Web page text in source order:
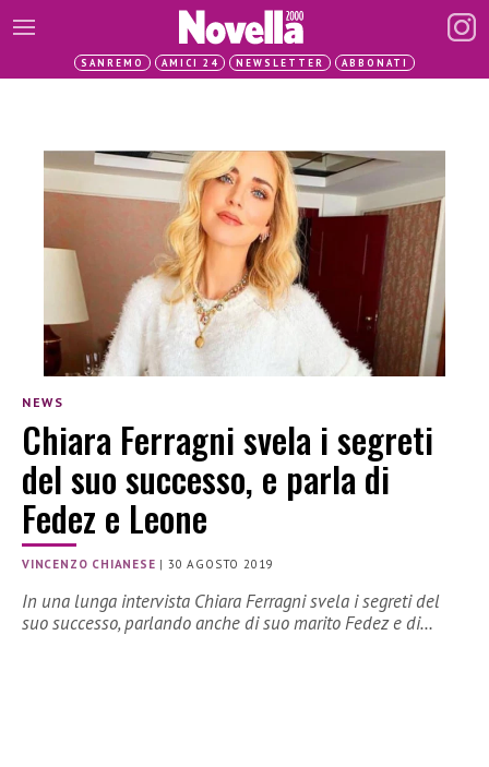
SANREMO AMICI 24 NEWSLETTER ABBONATI
NEWS
Chiara Ferragni svela i segreti
del suo successo, e parla di
Fedez e Leone
VINCENZO CHIANESE |30 AGOSTO 2019
In una lunga intervista Chiara Ferragni svela i segreti del
suo successo, parlando anche di suo marito Fedez e di…